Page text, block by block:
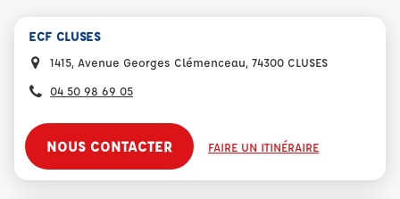
ECF CLUSES
1415, Avenue Georges Clémenceau, 74300 CLUSES
04 50 98 69 05
NOUS CONTACTER FAIRE UN ITINÉRAIRE